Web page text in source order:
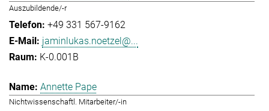
Auszubildende/-r
+49 331 567-9162
jaminlukas.noetzel@...
K-0.001B
Annette Pape
Nichtwissenschaftl. Mitarbeiter/-in